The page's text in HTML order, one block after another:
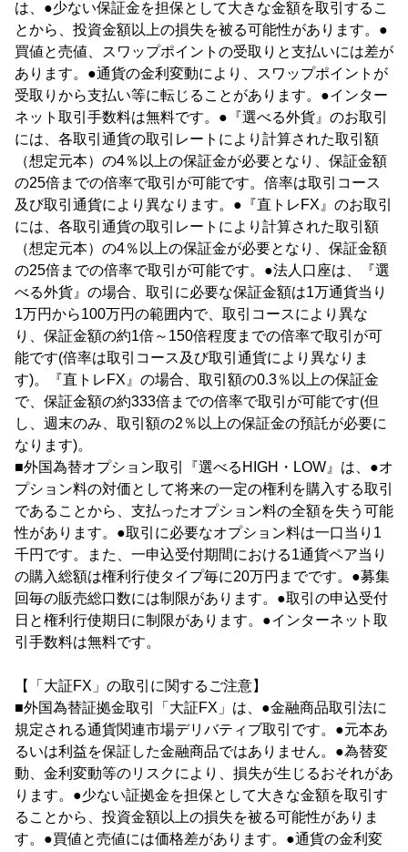
は、●少ない保証金を担保として大きな金額を取引するこ
とから、投資金額以上の損失を被る可能性があります。●
買値と売値、スワップポイントの受取りと支払いには差が
あります。●通貨の金利変動により、スワップポイントが
受取りから支払い等に転じることがあります。●インター
ネット取引手数料は無料です。●『選べる外貨』のお取引
には、各取引通貨の取引レートにより計算された取引額
（想定元本）の4％以上の保証金が必要となり、保証金額
の25倍までの倍率で取引が可能です。倍率は取引コース
及び取引通貨により異なります。●『直トレFX』のお取引
には、各取引通貨の取引レートにより計算された取引額
（想定元本）の4％以上の保証金が必要となり、保証金額
の25倍までの倍率で取引が可能です。●法人口座は、『選
べる外貨』の場合、取引に必要な保証金額は1万通貨当り
1万円から100万円の範囲内で、取引コースにより異な
り、保証金額の約1倍～150倍程度までの倍率で取引が可
能です(倍率は取引コース及び取引通貨により異なりま
す)。『直トレFX』の場合、取引額の0.3％以上の保証金
で、保証金額の約333倍までの倍率で取引が可能です(但
し、週末のみ、取引額の2％以上の保証金の預託が必要に
なります)。
■外国為替オプション取引『選べるHIGH・LOW』は、●オ
プション料の対価として将来の一定の権利を購入する取引
であることから、支払ったオプション料の全額を失う可能
性があります。●取引に必要なオプション料は一口当り1
千円です。また、一申込受付期間における1通貨ペア当り
の購入総額は権利行使タイプ毎に20万円までです。●募集
回毎の販売総口数には制限があります。●取引の申込受付
日と権利行使期日に制限があります。●インターネット取
引手数料は無料です。
【「大証FX」の取引に関するご注意】
■外国為替証拠金取引「大証FX」は、●金融商品取引法に
規定される通貨関連市場デリバティブ取引です。●元本あ
るいは利益を保証した金融商品ではありません。●為替変
動、金利変動等のリスクにより、損失が生じるおそれがあ
ります。●少ない証拠金を担保として大きな金額を取引す
ることから、投資金額以上の損失を被る可能性がありま
す。●買値と売値には価格差があります。●通貨の金利変